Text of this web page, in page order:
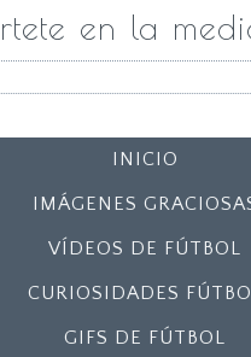
en la
INICIO
IMÁGENES
VÍDEOS DE FÚTBOL
CURIOSIDADES
GIFS DE FÚTBOL